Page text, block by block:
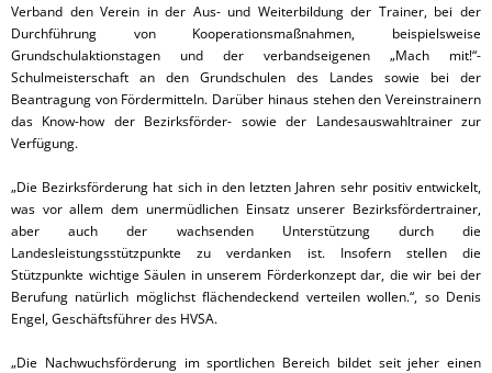
Verband den Verein in der Aus- und Weiterbildung der Trainer, bei der
Durchführung von Kooperationsmaßnahmen, beispielsweise
Grundschulaktionstagen und der verbandseigenen „Mach mit!“-
Schulmeisterschaft an den Grundschulen des Landes sowie bei der
Beantragung von Fördermitteln. Darüber hinaus stehen den Vereinstrainern
das Know-how der Bezirksförder- sowie der Landesauswahltrainer zur
Verfügung.
„Die Bezirksförderung hat sich in den letzten Jahren sehr positiv entwickelt,
was vor allem dem unermüdlichen Einsatz unserer Bezirksfördertrainer,
aber auch der wachsenden Unterstützung durch die
Landesleistungsstützpunkte zu verdanken ist. Insofern stellen die
Stützpunkte wichtige Säulen in unserem Förderkonzept dar, die wir bei der
Berufung natürlich möglichst flächendeckend verteilen wollen.“, so Denis
Engel, Geschäftsführer des HVSA.
„Die Nachwuchsförderung im sportlichen Bereich bildet seit jeher einen